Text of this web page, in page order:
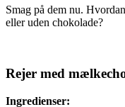
Smag på dem nu.
eller uden chokolade?
Rejer med
Ingredienser: